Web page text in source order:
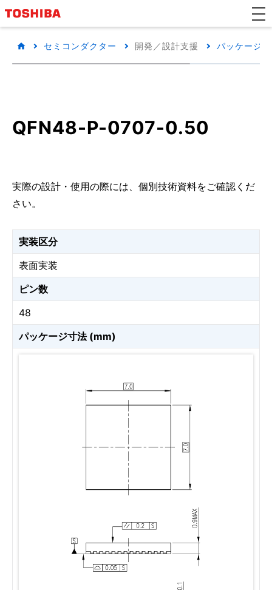
セミコンダクター 開発／設計支援 パッケージ/
QFN48-P-0707-0.50
実際の設計・使用の際には、個別技術資料をご確認くだ
さい。
実装区分
表面実装
ピン数
48
パッケージ寸法 (mm)